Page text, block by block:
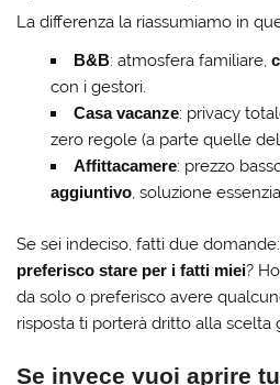
La differenza la riassumiamo in
B&B: atmosfera familiare,
con i gestori.
Casa vacanze: privacy
zero regole (a parte quelle
Affittacamere: prezzo
aggiuntivo, soluzione
Se sei indeciso, fatti due domande:
preferisco stare per i fatti miei?
da solo o preferisco avere
risposta ti porterà dritto alla scelta
Se invece vuoi aprire